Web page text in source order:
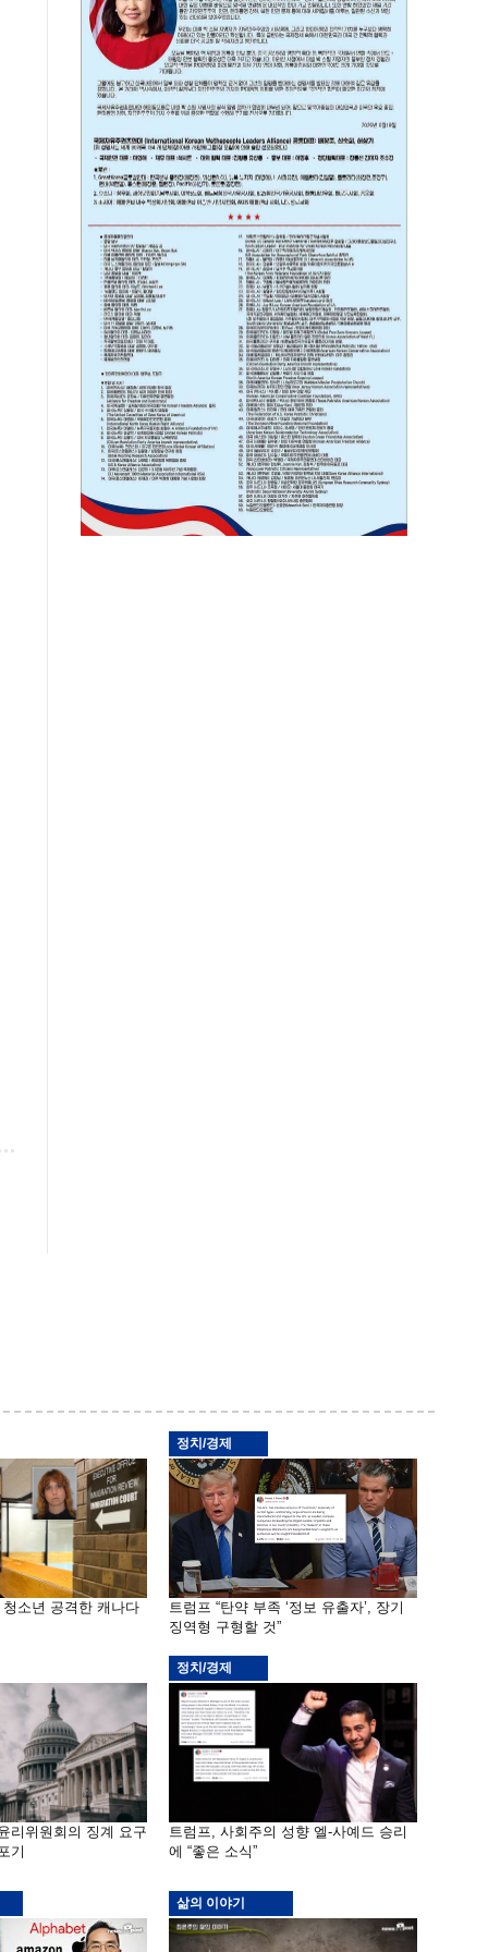
청소년 공격한 캐나다
정치/경제
트럼프 “탄약 부족 ‘정보 유출자’, 장기
징역형 구형할 것”
리위원회의 징계 요구
기
정치/경제
트럼프, 사회주의 성향 엘-사예드 승리
에 “좋은 소식”
삶의 이야기